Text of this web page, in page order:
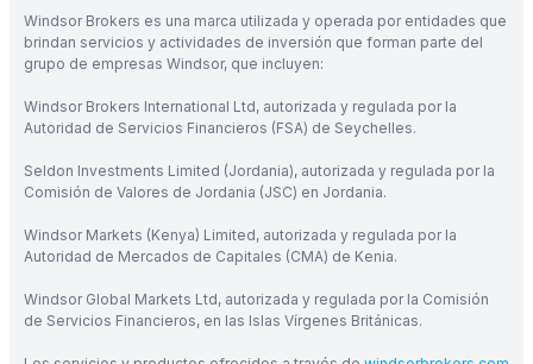
Windsor Brokers es una marca utilizada y operada por entidades que
brindan servicios y actividades de inversión que forman parte del
grupo de empresas Windsor, que incluyen:
Windsor Brokers International Ltd, autorizada y regulada por la
Autoridad de Servicios Financieros (FSA) de Seychelles.
Seldon Investments Limited (Jordania), autorizada y regulada por la
Comisión de Valores de Jordania (JSC) en Jordania.
Windsor Markets (Kenya) Limited, autorizada y regulada por la
Autoridad de Mercados de Capitales (CMA) de Kenia.
Windsor Global Markets Ltd, autorizada y regulada por la Comisión
de Servicios Financieros, en las Islas Vírgenes Británicas.